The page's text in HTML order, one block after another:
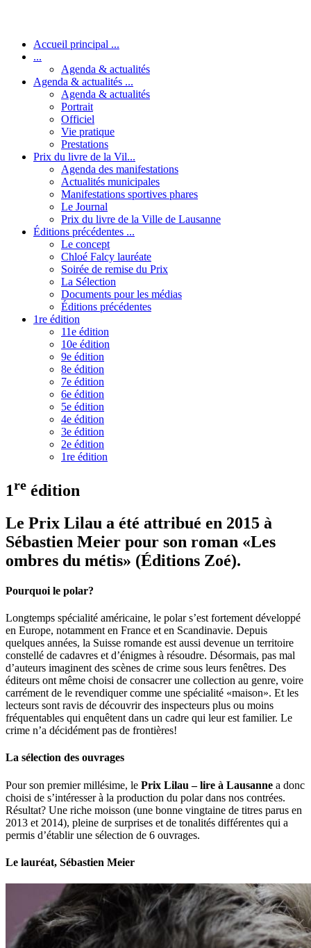
Accueil principal ...
...
Agenda & actualités
Agenda & actualités ...
Agenda & actualités
Portrait
Officiel
Vie pratique
Prestations
Prix du livre de la Vil...
Agenda des manifestations
Actualités municipales
Manifestations sportives phares
Le Journal
Prix du livre de la Ville de Lausanne
Éditions précédentes ...
Le concept
Chloé Falcy lauréate
Soirée de remise du Prix
La Sélection
Documents pour les médias
Éditions précédentes
1re édition
11e édition
10e édition
9e édition
8e édition
7e édition
6e édition
5e édition
4e édition
3e édition
2e édition
1re édition
1re édition
Le Prix Lilau a été attribué en 2015 à
Sébastien Meier pour son roman «Les
ombres du métis» (Éditions Zoé).
Pourquoi le polar?
Longtemps spécialité américaine, le polar s’est fortement développé
en Europe, notamment en France et en Scandinavie. Depuis
quelques années, la Suisse romande est aussi devenue un territoire
constellé de cadavres et d’énigmes à résoudre. Désormais, pas mal
d’auteurs imaginent des scènes de crime sous leurs fenêtres. Des
éditeurs ont même choisi de consacrer une collection au genre, voire
carrément de le revendiquer comme une spécialité «maison». Et les
lecteurs sont ravis de découvrir des inspecteurs plus ou moins
fréquentables qui enquêtent dans un cadre qui leur est familier. Le
crime n’a décidément pas de frontières!
La sélection des ouvrages
Pour son premier millésime, le Prix Lilau – lire à Lausanne a donc
choisi de s’intéresser à la production du polar dans nos contrées.
Résultat? Une riche moisson (une bonne vingtaine de titres parus en
2013 et 2014), pleine de surprises et de tonalités différentes qui a
permis d’établir une sélection de 6 ouvrages.
Le lauréat, Sébastien Meier